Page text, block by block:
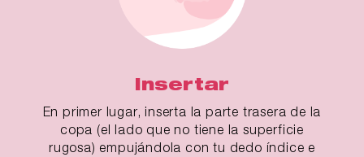
Insertar
En primer lugar, inserta la parte trasera de la
copa (el lado que no tiene la superficie
rugosa) empujándola con tu dedo índice e